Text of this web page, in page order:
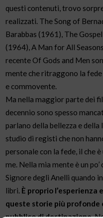
questi contenuti, trovo
realizzati. The Song of
Barabbas (1961), The
(1964), A Man for All
recente Of Gods and Men
mente che ritraggono la
e commovente.
Ma nella maggior parte dei
decennio sono spesso
parlano della bellezza e
studio di registi che non
personale con la fede, il che
me. Nella mia mente è un
Signore degli Anelli quando
libri. È proprio l’esperienza
queste storie più profonde